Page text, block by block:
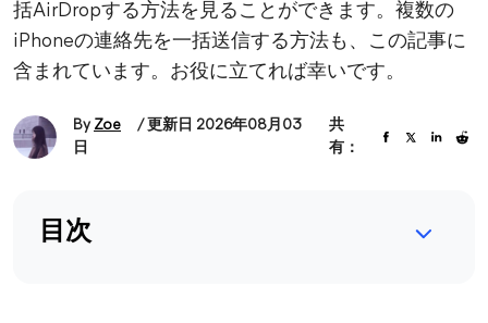
括AirDropする方法を見ることができます。複数の
iPhoneの連絡先を一括送信する方法も、この記事に
含まれています。お役に立てれば幸いです。
By Zoe
/ 更新日 2026年08月03
日
共
有：
目次